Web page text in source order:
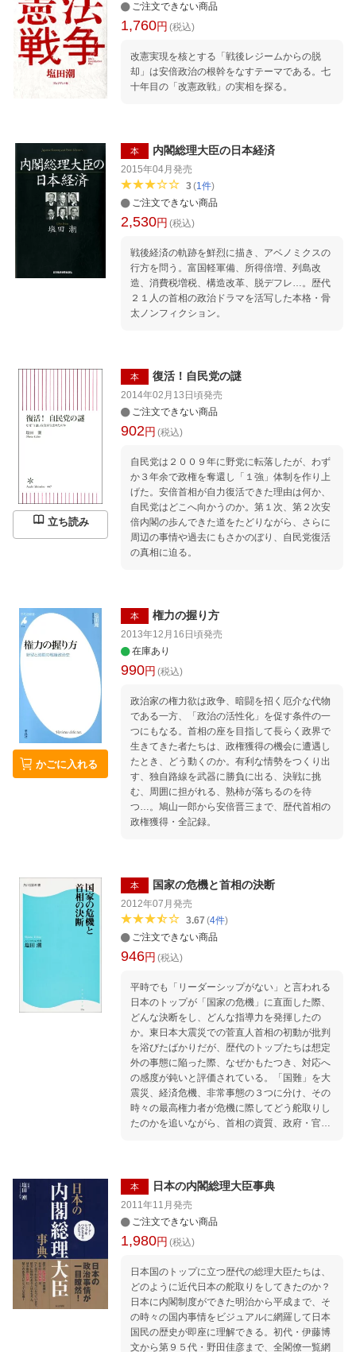
ご注文できない商品
1,760円 (税込)
改憲実現を核とする「戦後レジームからの脱
却」は安倍政治の根幹をなすテーマである。七
十年目の「改憲政戦」の実相を探る。
本 内閣総理大臣の日本経済
2015年04月 発売
3(1件)
ご注文できない商品
2,530円 (税込)
戦後経済の軌跡を鮮烈に描き、アベノミクスの
行方を問う。富国軽軍備、所得倍増、列島改
造、消費税増税、構造改革、脱デフレ…。歴代
２１人の首相の政治ドラマを活写した本格・骨
太ノンフィクション。
立ち読み
本 復活！自民党の謎
2014年02月13日頃発売
ご注文できない商品
902円 (税込)
自民党は２００９年に野党に転落したが、わず
か３年余で政権を奪還し「１強」体制を作り上
げた。安倍首相が自力復活できた理由は何か、
自民党はどこへ向かうのか。第１次、第２次安
倍内閣の歩んできた道をたどりながら、さらに
周辺の事情や過去にもさかのぼり、自民党復活
の真相に迫る。
かごに入れる
本 権力の握り方
2013年12月16日頃発売
在庫あり
990円 (税込)
政治家の権力欲は政争、暗闘を招く厄介な代物
である一方、「政治の活性化」を促す条件の一
つにもなる。首相の座を目指して長らく政界で
生きてきた者たちは、政権獲得の機会に遭遇し
たとき、どう動くのか。有利な情勢をつくり出
す、独自路線を武器に勝負に出る、決戦に挑
む、周囲に担がれる、熟柿が落ちるのを待
つ…。鳩山一郎から安倍晋三まで、歴代首相の
政権獲得・全記録。
本 国家の危機と首相の決断
2012年07月 発売
3.67 (4件)
ご注文できない商品
946円 (税込)
平時でも「リーダーシップがない」と言われる
日本のトップが「国家の危機」に直面した際、
どんな決断をし、どんな指導力を発揮したの
か。東日本大震災での菅直人首相の初動が批判
を浴びたばかりだが、歴代のトップたちは想定
外の事態に陥った際、なぜかもたつき、対応へ
の感度が鈍いと評価されている。「国難」を大
震災、経済危機、非常事態の３つに分け、その
時々の最高権力者が危機に際してどう舵取りし
たのかを追いながら、首相の資質、政府・官邸
本 日本の内閣総理大臣事典
2011年11月 発売
ご注文できない商品
1,980円 (税込)
日本国のトップに立つ歴代の総理大臣たちは、
どのように近代日本の舵取りをしてきたのか？
日本に内閣制度ができた明治から平成まで、そ
の時々の国内事情をビジュアルに網羅して日本
国民の歴史が即座に理解できる。初代・伊藤博
文から第９５代・野田佳彦まで、全閣僚一覧網